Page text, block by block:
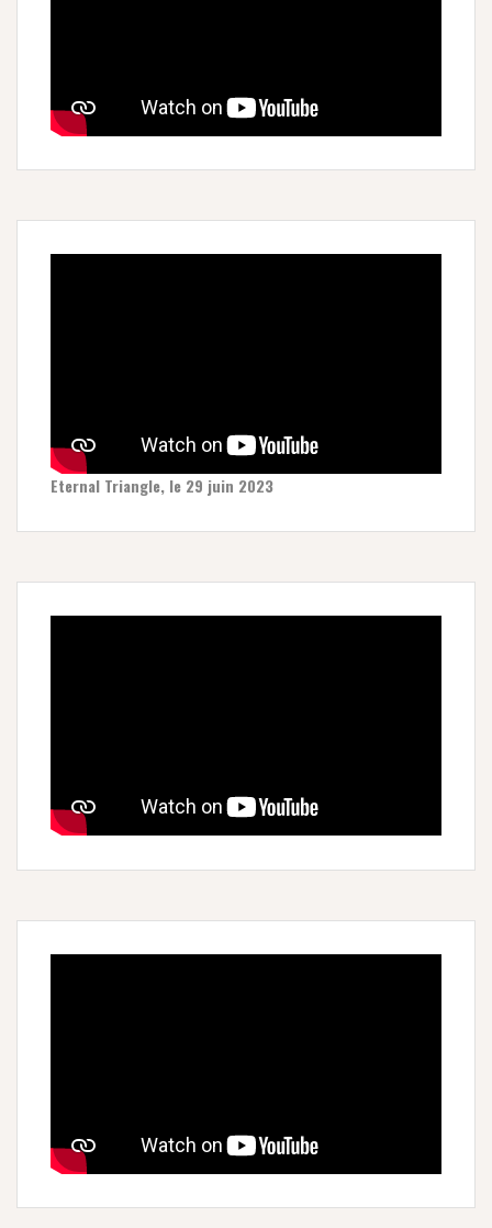
Eternal Triangle, le 29 juin 2023